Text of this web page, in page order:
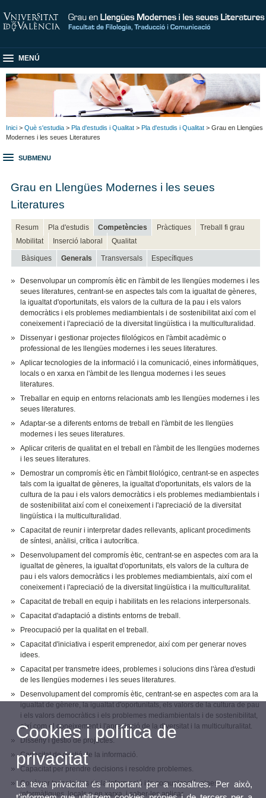
MENÚ
Inici > Què s'estudia > Pla d'estudis i Qualitat > Pla d'estudis i Qualitat > Grau en Llengües
Modernes i les seues Literatures
SUBMENU
Grau en Llengües Modernes i les seues
Literatures
Resum Pla d'estudis Competències Pràctiques
Treball fi grau
Mobilitat
Inserció laboral Qualitat
Bàsiques Generals Transversals Específiques
Desenvolupar un compromís ètic en l'àmbit de les llengües modernes i les
seues literatures, centrant-se en aspectes tals com la igualtat de gèneres,
la igualtat d'oportunitats, els valors de la cultura de la pau i els valors
democràtics i els problemes mediambientals i de sostenibilitat així com el
coneixement i l'apreciació de la diversitat lingüística i la multiculturalidad.
Dissenyar i gestionar projectes filológicos en l'àmbit acadèmic o
professional de les llengües modernes i les seues literatures.
Aplicar tecnologies de la informació i la comunicació, eines informàtiques,
locals o en xarxa en l'àmbit de les llengua modernes i les seues
literatures.
Treballar en equip en entorns relacionats amb les llengües modernes i les
seues literatures.
Adaptar-se a diferents entorns de treball en l'àmbit de les llengües
modernes i les seues literatures.
Aplicar criteris de qualitat en el treball en l'àmbit de les llengües modernes
i les seues literatures.
Demostrar un compromís ètic en l'àmbit filológico, centrant-se en aspectes
tals com la igualtat de gèneres, la igualtat d'oportunitats, els valors de la
cultura de la pau i els valors democràtics i els problemes mediambientals i
de sostenibilitat així com el coneixement i l'apreciació de la diversitat
lingüística i la multiculturalidad.
Capacitat de reunir i interpretar dades rellevants, aplicant procediments
de síntesi, anàlisi, crítica i autocrítica.
Desenvolupament del compromís ètic, centrant-se en aspectes com ara la
igualtat de gèneres, la igualtat d'oportunitats, els valors de la cultura de
pau i els valors democràtics i les problemes mediambientals, així com el
coneixement i l'apreciació de la diversitat lingüística i la multiculturalitat.
Capacitat de treball en equip i habilitats en les relacions interpersonals.
Capacitat d'adaptació a distints entorns de treball.
Preocupació per la qualitat en el treball.
Capacitat d'iniciativa i esperit emprenedor, així com per generar noves
idees.
Capacitat per transmetre idees, problemes i solucions dins l'àrea d'estudi
de les llengües modernes i les seues literatures.
Desenvolupament del compromís ètic, centrant-se en aspectes com ara la
igualtat de gènere, la igualtat d'oportunitats, els valors de la cultura de pau
i els valors democràtics i els problemes mediambientals i de sostenibilitat,
així com el coneixement i l'apreciació de la diversitat i la multiculturalitat.
Disseny i gestió de projectes.
Capacitat de gestió de la informació.
Capacitat per prendre decisions i resoldre problemes.
Conèixer tecnologies de la informació i la comunicació, eines
informàtiques, locals o en xarxa, i saber-les aplicar.
Cookies i política de
privacitat
La teva privacitat és important per a nosaltres. Per això,